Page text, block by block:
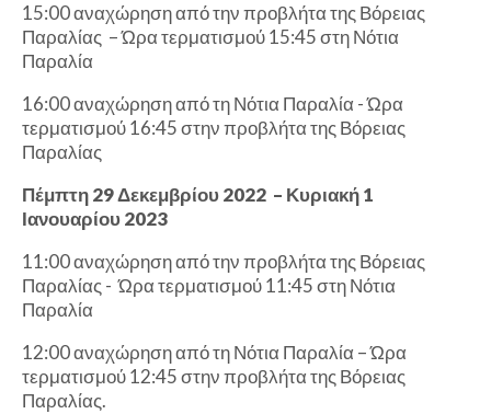
15:00 αναχώρηση από την προβλήτα της Βόρειας
Παραλίας – Ώρα τερματισμού 15:45 στη Νότια
Παραλία
16:00 αναχώρηση από τη Νότια Παραλία - Ώρα
τερματισμού 16:45 στην προβλήτα της Βόρειας
Παραλίας
Πέμπτη 29 Δεκεμβρίου 2022 – Κυριακή 1
Ιανουαρίου 2023
11:00 αναχώρηση από την προβλήτα της Βόρειας
Παραλίας - Ώρα τερματισμού 11:45 στη Νότια
Παραλία
12:00 αναχώρηση από τη Νότια Παραλία – Ώρα
τερματισμού 12:45 στην προβλήτα της Βόρειας
Παραλίας.